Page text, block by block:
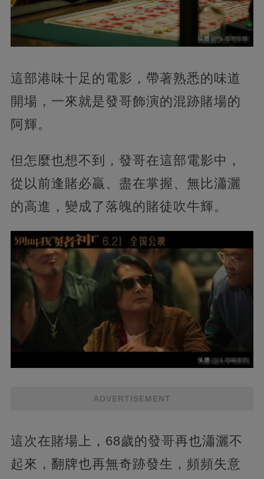
這部港味十足的電影，帶著熟悉的味道
開場，一來就是發哥飾演的混跡賭場的
阿輝。
但怎麼也想不到，發哥在這部電影中，
從以前逢賭必贏、盡在掌握、無比瀟灑
的高進，變成了落魄的賭徒吹牛輝。
ADVERTISEMENT
這次在賭場上，68歲的發哥再也瀟灑不
起來，翻牌也再無奇跡發生，頻頻失意